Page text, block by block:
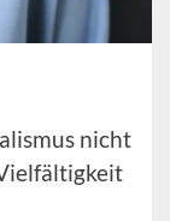
nicht